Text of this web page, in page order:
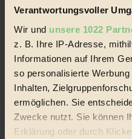
Verantwortungsvoller
Wir und unsere 1022
z. B. Ihre IP-Adresse,
Informationen auf Ihrem
so personalisierte
Inhalten,
ermöglichen. Sie
Zwecke nutzt. Sie können
Erklärung oder durch